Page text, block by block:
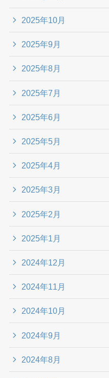
2025年10月
2025年9月
2025年8月
2025年7月
2025年6月
2025年5月
2025年4月
2025年3月
2025年2月
2025年1月
2024年12月
2024年11月
2024年10月
2024年9月
2024年8月